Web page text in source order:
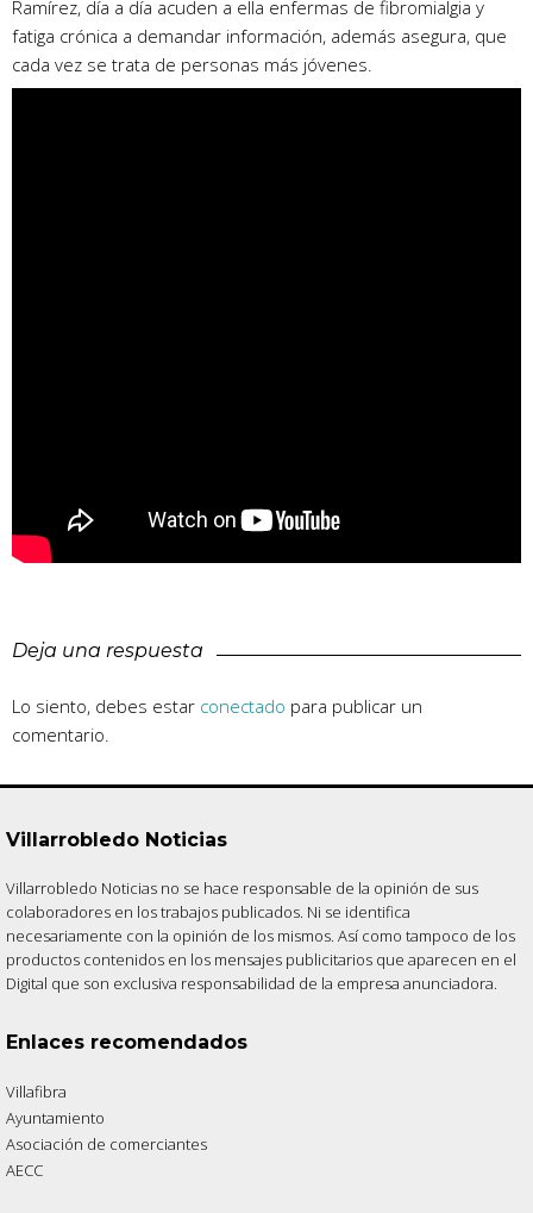
Ramírez, día a día acuden a ella enfermas de fibromialgia y
fatiga crónica a demandar información, además asegura, que
cada vez se trata de personas más jóvenes.
Deja una respuesta
Lo siento, debes estar conectado para publicar un
comentario.
Villarrobledo Noticias
Villarrobledo Noticias no se hace responsable de la opinión de sus
colaboradores en los trabajos publicados. Ni se identifica
necesariamente con la opinión de los mismos. Así como tampoco de los
productos contenidos en los mensajes publicitarios que aparecen en el
Digital que son exclusiva responsabilidad de la empresa anunciadora.
Enlaces recomendados
Villafibra
Ayuntamiento
Asociación de comerciantes
AECC